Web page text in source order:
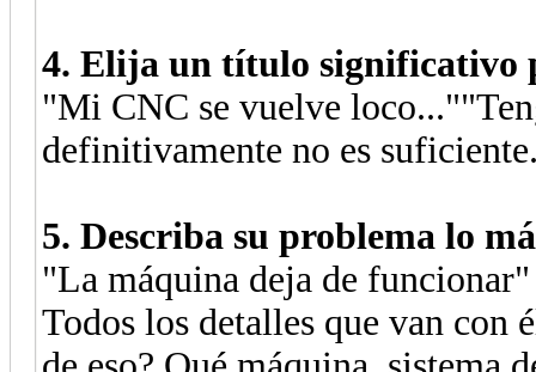
4. Elija un título significativo
"Mi CNC se vuelve
definitivamente no es
5. Describa su problema lo
"La máquina deja de
Todos los detalles que van con